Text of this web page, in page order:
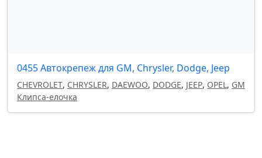
0455 Автокрепеж для GM, Chrysler, Dodge, Jeep
CHEVROLET, CHRYSLER, DAEWOO, DODGE, JEEP, OPEL, GM
Клипса-елочка